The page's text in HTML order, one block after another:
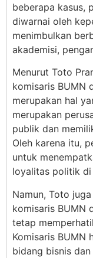
beberapa kasus,
diwarnai oleh
menimbulkan
akademisi,
Menurut Toto
komisaris BUMN
merupakan hal
merupakan
publik dan
Oleh karena itu,
untuk
loyalitas politik di
Namun, Toto
komisaris BUMN
tetap
Komisaris BUMN
bidang bisnis